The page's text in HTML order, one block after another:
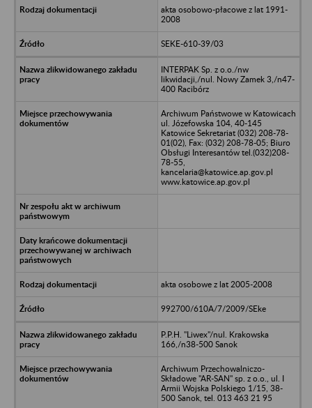
akta osobowo-płacowe z lat 1991-
2008
SEKE-610-39/03
INTERPAK Sp. z o.o./nw
likwidacji,/nul. Nowy Zamek 3,/n47-
400 Racibórz
Archiwum Państwowe w Katowicach
ul. Józefowska 104, 40-145
Katowice Sekretariat (032) 208-78-
01(02), Fax: (032) 208-78-05; Biuro
Obsługi Interesantów tel.(032)208-
78-55,
kancelaria@katowice.ap.gov.pl
www.katowice.ap.gov.pl
akta osobowe z lat 2005-2008
992700/610A/7/2009/SEke
P.P.H. "Liwex"/nul. Krakowska
166,/n38-500 Sanok
Archiwum Przechowalniczo-
Składowe "AR-SAN" sp. z o.o., ul. I
Armii Wojska Polskiego 1/15, 38-
500 Sanok, tel. 013 463 21 95